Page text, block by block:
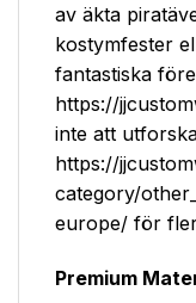
av äkta
kostymfester
fantastiska
https://
inte att
https://
category/
europe/ för
Premium